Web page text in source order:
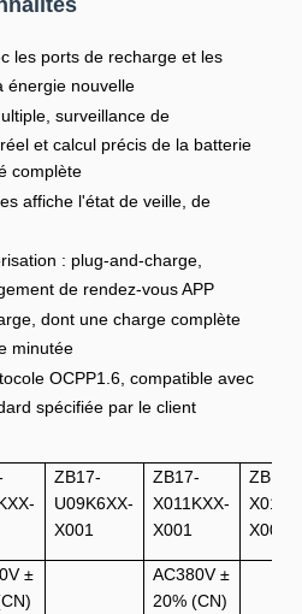
les ports de recharge et les
énergie nouvelle
surveillance de
et calcul précis de la batterie
complète
affiche l'état de veille, de
: plug-and-charge,
de rendez-vous APP
dont une charge complète
minutée
OCPP1.6, compatible avec
spécifiée par le client
ZB17-
U09K6XX-
X001
ZB17-
X011KXX-
X001
ZB17-
X001
±
AC380V ±
20% (CN)